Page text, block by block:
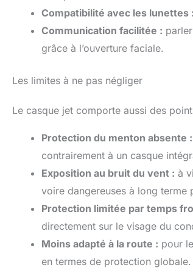
Compatibilité avec les lunettes :
Communication facilitée :
grâce à l’ouverture faciale.
Les limites à ne pas négliger
Le casque jet comporte aussi des
Protection du menton absente :
contrairement à un casque
Exposition au bruit du vent : à
voire dangereuses à long terme
Protection limitée par temps
directement sur le visage du
Moins adapté à la route : pour
en termes de protection globale.